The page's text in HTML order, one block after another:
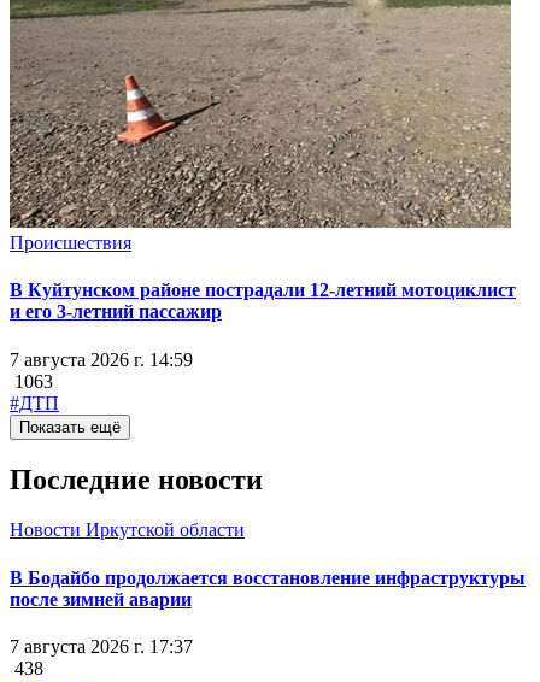
Происшествия
В Куйтунском районе пострадали 12-летний мотоциклист
и его 3-летний пассажир
7 августа 2026 г. 14:59
1063
#ДТП
Показать ещё
Последние новости
Новости Иркутской области
В Бодайбо продолжается восстановление инфраструктуры
после зимней аварии
7 августа 2026 г. 17:37
438